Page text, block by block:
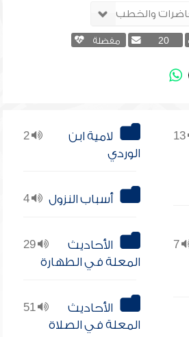
20 مفضلة
13
2
لامية ابن
الوردي
4 أسباب النزول
7
29
الأحاديث
المعلة في الطهارة
51
الأحاديث
المعلة في الصلاة